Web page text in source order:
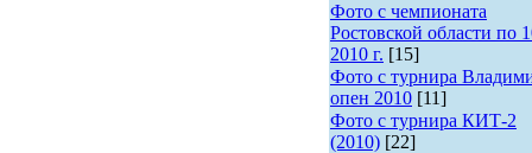
Фото с чемпионата
Ростовской области по
2010 г. [15]
Фото с турнира
опен 2010 [11]
Фото с турнира КИТ-2
(2010) [22]